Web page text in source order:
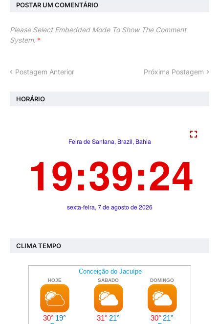
POSTAR UM COMENTÁRIO
Please Select Embedded Mode To Show The Comment
System. *
Postagem Anterior Próxima Postagem
HORÁRIO
CLIMA TEMPO